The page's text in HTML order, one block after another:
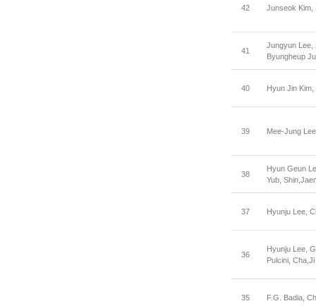
42 Junseok Kim,
41
Jungyun Lee,
Byungheup
40 Hyun Jin Kim,
39 Mee-Jung
38
Hyun Geun
Yub,
37 Hyunju Lee,
36
Hyunju Lee,
Pulcini,
35 F.G. Badia,